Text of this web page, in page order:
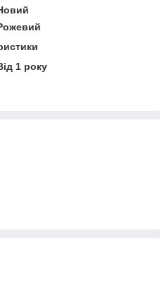
1 року